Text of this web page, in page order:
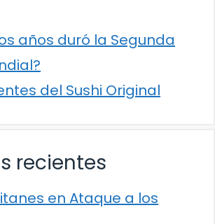
años duró la Segunda
del Sushi Original
recientes
en Ataque a los